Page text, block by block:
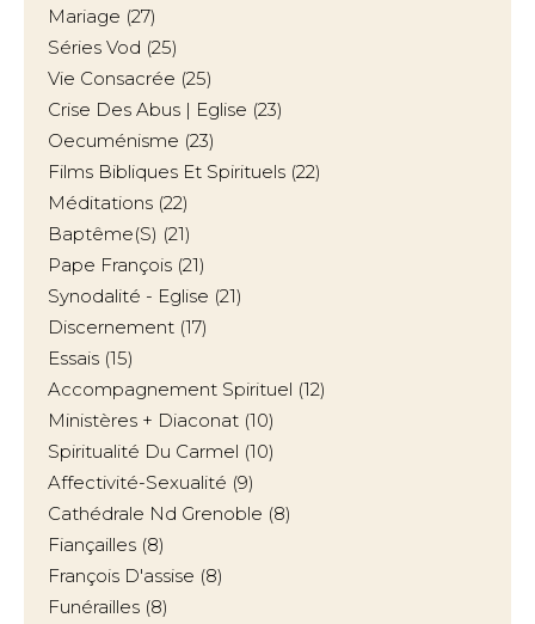
Mariage (27)
Séries Vod (25)
Vie Consacrée (25)
Crise Des Abus | Eglise (23)
Oecuménisme (23)
Films Bibliques Et Spirituels (22)
Méditations (22)
Baptême(s) (21)
Pape François (21)
Synodalité - Eglise (21)
Discernement (17)
Essais (15)
Accompagnement Spirituel (12)
Ministères + Diaconat (10)
Spiritualité Du Carmel (10)
Affectivité-Sexualité (9)
Cathédrale Nd Grenoble (8)
Fiançailles (8)
François D'assise (8)
Funérailles (8)